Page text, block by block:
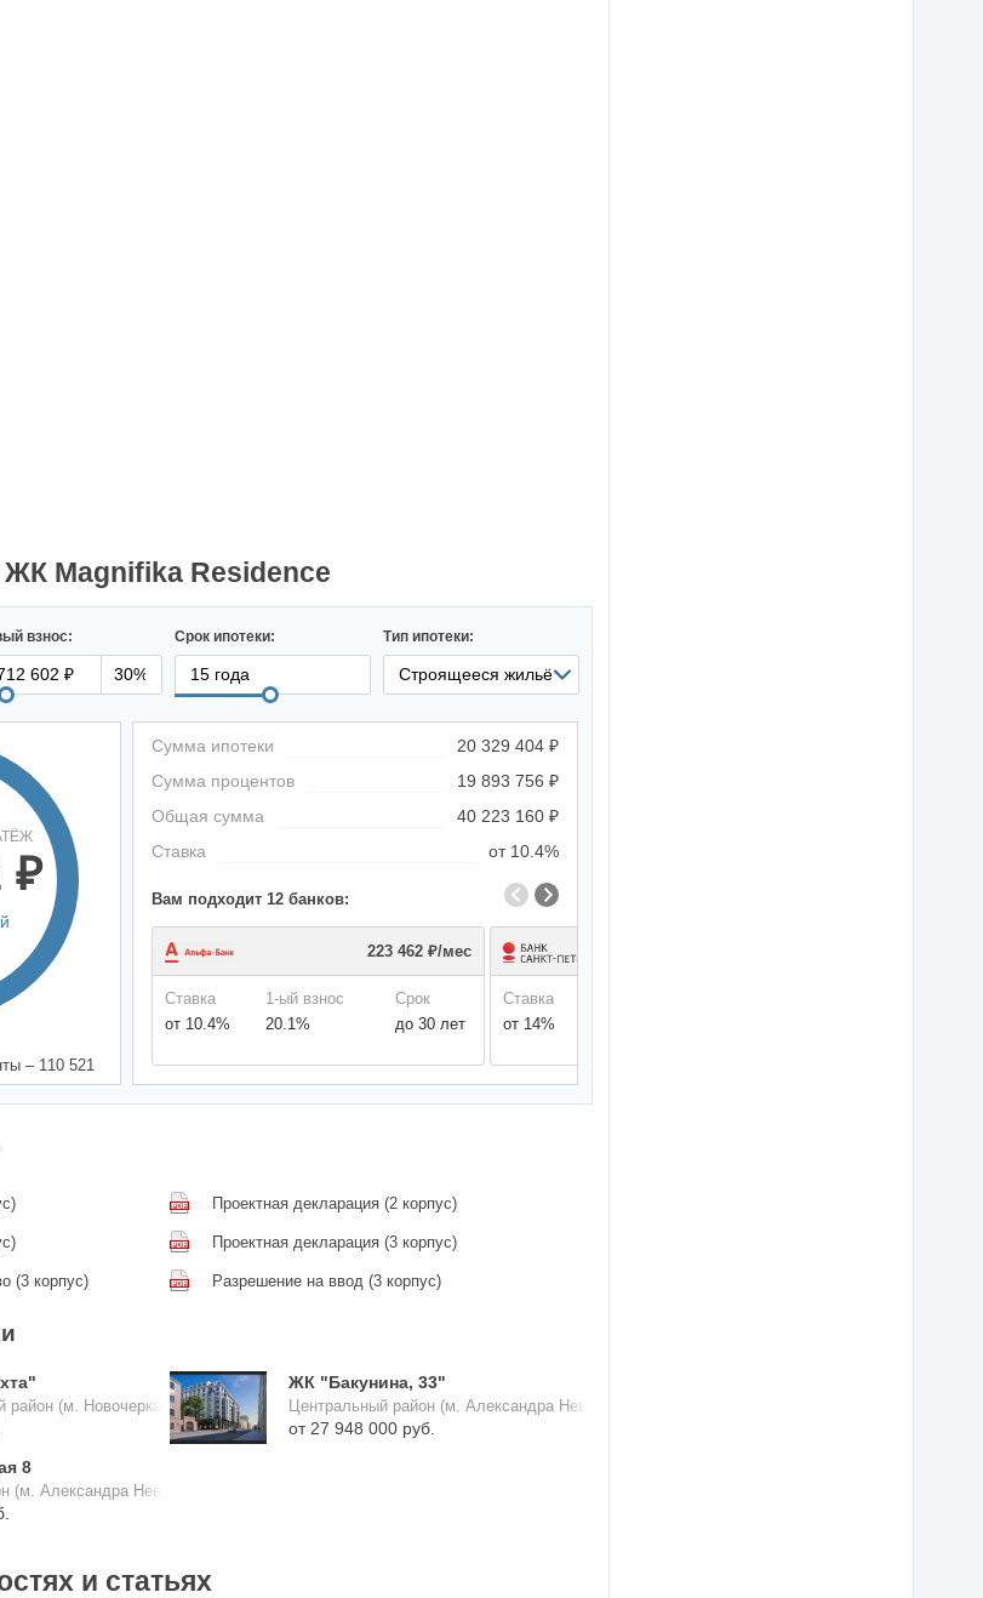
Magnifika Residence
взнос: Срок ипотеки: Тип ипотеки:
₽
– 110 521
Сумма ипотеки
20 329 404 ₽
Сумма процентов
19 893 756 ₽
Общая сумма
40 223 160 ₽
Ставка
от 10.4%
Вам подходит 12 банков:
223 462 ₽/мес
Ставка
от 10.4%
1-ый взнос
20.1%
Срок
до 30 лет
Ставка
от 14%
Проектная декларация (2 корпус)
Проектная декларация (3 корпус)
(3 корпус) Разрешение на ввод (3 корпус)
район (м. Новочеркасская)
ЖК "Бакунина, 33"
Центральный район (м. Александра Невского)
от 27 948 000 руб.
8
(м. Александра Невского)
и статьях